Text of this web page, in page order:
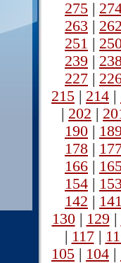
275 |
263 |
251 |
239 |
227 |
215 | 214 |
| 202 |
190 |
178 |
166 |
154 |
142 |
130| 129 |
| 117|
105 | 104 |